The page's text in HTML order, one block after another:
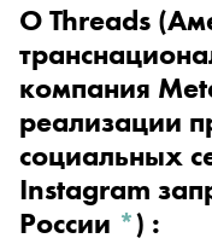
ОThreads
компания
реализации
социальных
Instagram
России *) :